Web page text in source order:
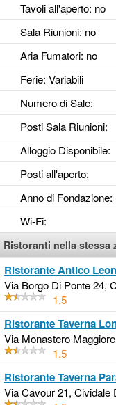
Tavoli all'aperto: no
Sala Riunioni: no
Aria Fumatori: no
Ferie: Variabili
Numero di Sale:
Posti Sala Riunioni:
Alloggio Disponibile:
Posti all'aperto:
Anno di Fondazione:
Wi-Fi:
Ristoranti nella stessa
Ristorante Antico
Via Borgo Di Ponte 24,
1.5
Ristorante Taverna
Via Monastero
1.5
Ristorante Taverna
Via Cavour 21, Cividale